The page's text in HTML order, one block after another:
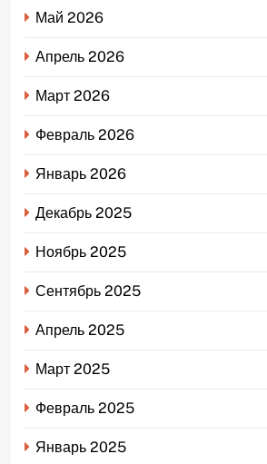
Май 2026
Апрель 2026
Март 2026
Февраль 2026
Январь 2026
Декабрь 2025
Ноябрь 2025
Сентябрь 2025
Апрель 2025
Март 2025
Февраль 2025
Январь 2025